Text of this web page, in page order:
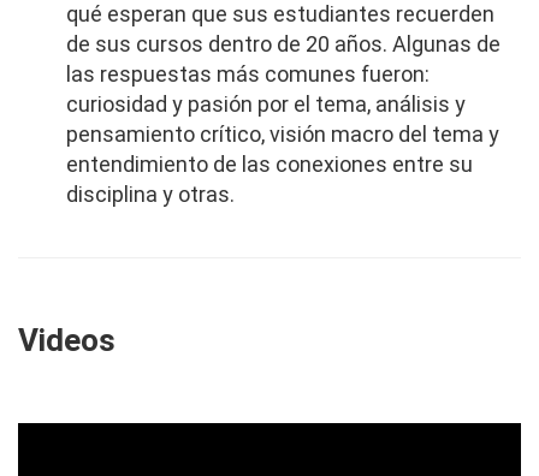
qué esperan que sus estudiantes recuerden
de sus cursos dentro de 20 años. Algunas de
las respuestas más comunes fueron:
curiosidad y pasión por el tema, análisis y
pensamiento crítico, visión macro del tema y
entendimiento de las conexiones entre su
disciplina y otras.
Videos